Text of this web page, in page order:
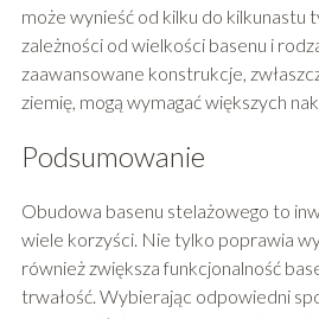
może wynieść od kilku do kilkunastu
zależności od wielkości basenu i
zaawansowane konstrukcje,
ziemię, mogą wymagać większych
Podsumowanie
Obudowa basenu stelażowego to
wiele korzyści. Nie tylko poprawia
również zwiększa funkcjonalność
trwałość. Wybierając odpowiedni